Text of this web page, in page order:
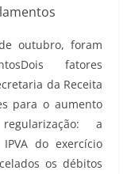
outubro, foram
fatores
da Receita
para o aumento
a
do exercício
os débitos